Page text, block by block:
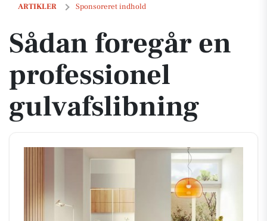
ARTIKLER Sponsoreret indhold
Sådan foregår en professionel gulvafslibning
Sådan foregår en
professionel
gulvafslibning